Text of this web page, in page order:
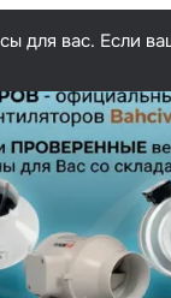
для вас. Если